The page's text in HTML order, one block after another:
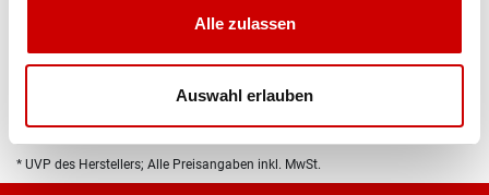
Alle zulassen
Auswahl erlauben
Produktbeschreibung
* UVP des Herstellers; Alle Preisangaben inkl. MwSt.